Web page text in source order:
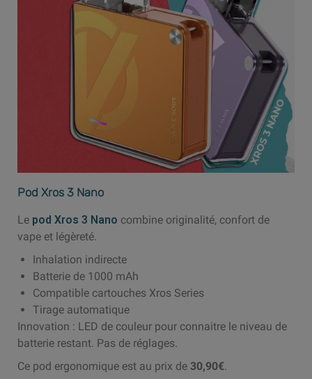
Pod Xros 3 Nano
Le pod Xros 3 Nano combine originalité, confort de
vape et légèreté.
Inhalation indirecte
Batterie de 1000 mAh
Compatible cartouches Xros Series
Tirage automatique
Innovation : LED de couleur pour connaitre le niveau de
batterie restant. Pas de réglages.
Ce pod ergonomique est au prix de 30,90€.